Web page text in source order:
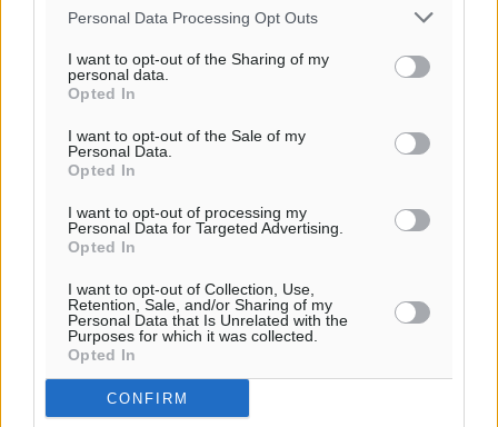
Personal Data Processing Opt Outs
I want to opt-out of the Sharing of my
personal data.
Opted In
I want to opt-out of the Sale of my
Personal Data.
Opted In
I want to opt-out of processing my
Personal Data for Targeted Advertising.
Opted In
I want to opt-out of Collection, Use,
Retention, Sale, and/or Sharing of my
Personal Data that Is Unrelated with the
Purposes for which it was collected.
Opted In
CONFIRM
Υπενθύμιση:
Για την μερική αναπαραγωγή της είδησης από άλλες
ιστοσελίδες είναι απαραίτητη η χρήση του παρακάτω
παρεχόμενου συνδέσμου παραπομπής προς το άρθρο
της Δημοκρατικής.